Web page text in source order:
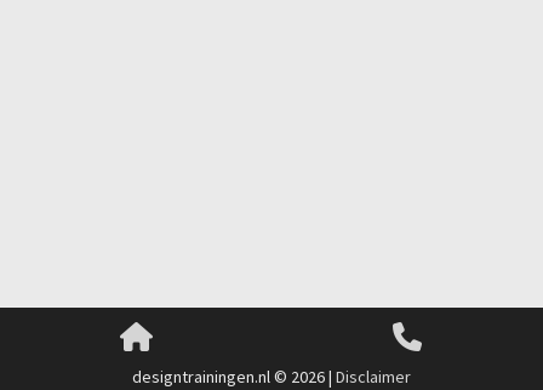
designtrainingen.nl © 2026 | Disclaimer